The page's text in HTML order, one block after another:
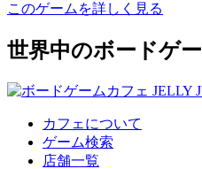
このゲームを詳しく見る
世界中のボードゲ
カフェについて
ゲーム検索
店舗一覧